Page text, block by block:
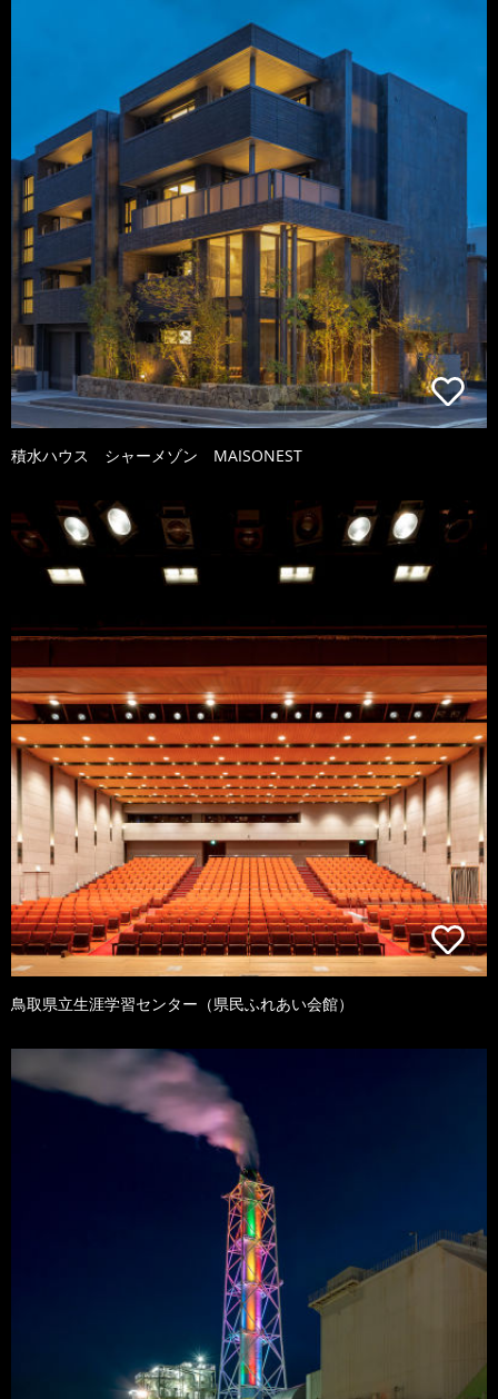
積水ハウス シャーメゾン MAISONEST
鳥取県立生涯学習センター（県民ふれあい会館）